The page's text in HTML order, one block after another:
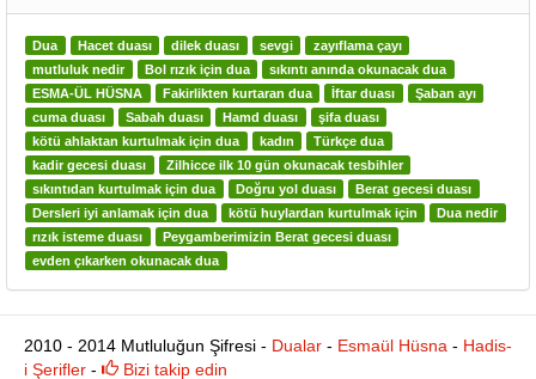
Dua Hacet duası dilek duası sevgi
zayıflama çayı
mutluluk nedir
Bol rızık için dua
sıkıntı anında okunacak dua
ESMA-ÜL HÜSNA
Fakirlikten kurtaran dua İftar duası
Şaban ayı
cuma duası
Sabah duası Hamd duası
şifa duası
kötü ahlaktan kurtulmak için dua
kadın
Türkçe dua
kadir gecesi duası
Zilhicce ilk 10 gün okunacak tesbihler
sıkıntıdan kurtulmak için dua
Doğru yol duası
Berat gecesi duası
Dersleri iyi anlamak için dua
kötü huylardan kurtulmak için
Dua nedir
rızık isteme duası
Peygamberimizin Berat gecesi duası
evden çıkarken okunacak dua
2010 - 2014 Mutluluğun Şifresi - Dualar - Esmaül Hüsna - Hadis-
i Şerifler - Bizi takip edin